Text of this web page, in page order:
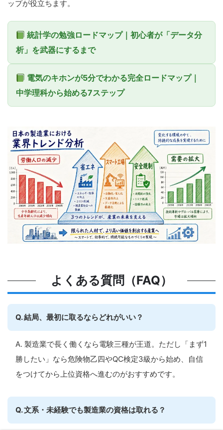
ップが役立ちます。
統計学の勉強ロードマップ｜初心者が「データ分
析」を武器にするまで
電気のキホンが5分でわかる完全ロードマップ｜
中学理科から始める7ステップ
よくある質問（FAQ）
Q. 結局、最初に取るならどれがいい？
A. 製造業で長く働くなら電験三種が王道。ただし「まず1
勝したい」なら危険物乙四やQC検定3級から始め、自信
をつけてから上位資格へ進むのがおすすめです。
Q. 文系・未経験でも製造業の資格は取れる？